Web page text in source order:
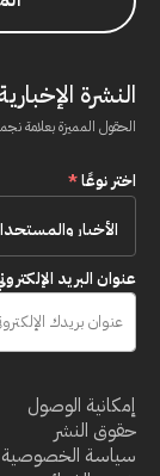
النشرة
الحقول المميزة بعلامة
اختر نوعًا*
عنوان البريد
إمكانية الوصول
حقوق النشر
سياسة الخصوصية